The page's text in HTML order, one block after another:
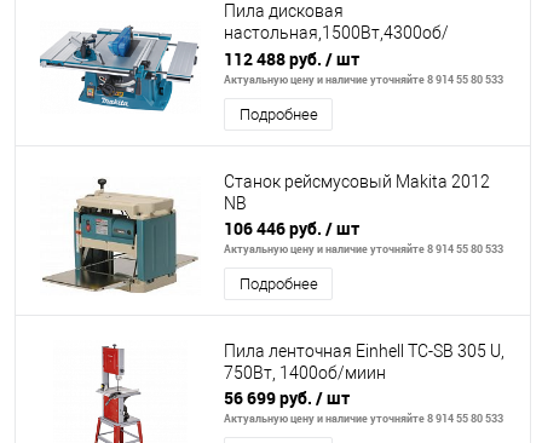
Пила дисковая
настольная,1500Вт,4300об/
мин.,260х30мм,наклон:45гр,плавн.
пуск
112 488 руб. / шт
Актуальную цену и наличие уточняйте 8 914 55 80 533
Подробнее
Станок рейсмусовый Makita 2012
NB
106 446 руб. / шт
Актуальную цену и наличие уточняйте 8 914 55 80 533
Подробнее
Пила ленточная Einhell TC-SB 305 U,
750Вт, 1400об/миин
56 699 руб. / шт
Актуальную цену и наличие уточняйте 8 914 55 80 533